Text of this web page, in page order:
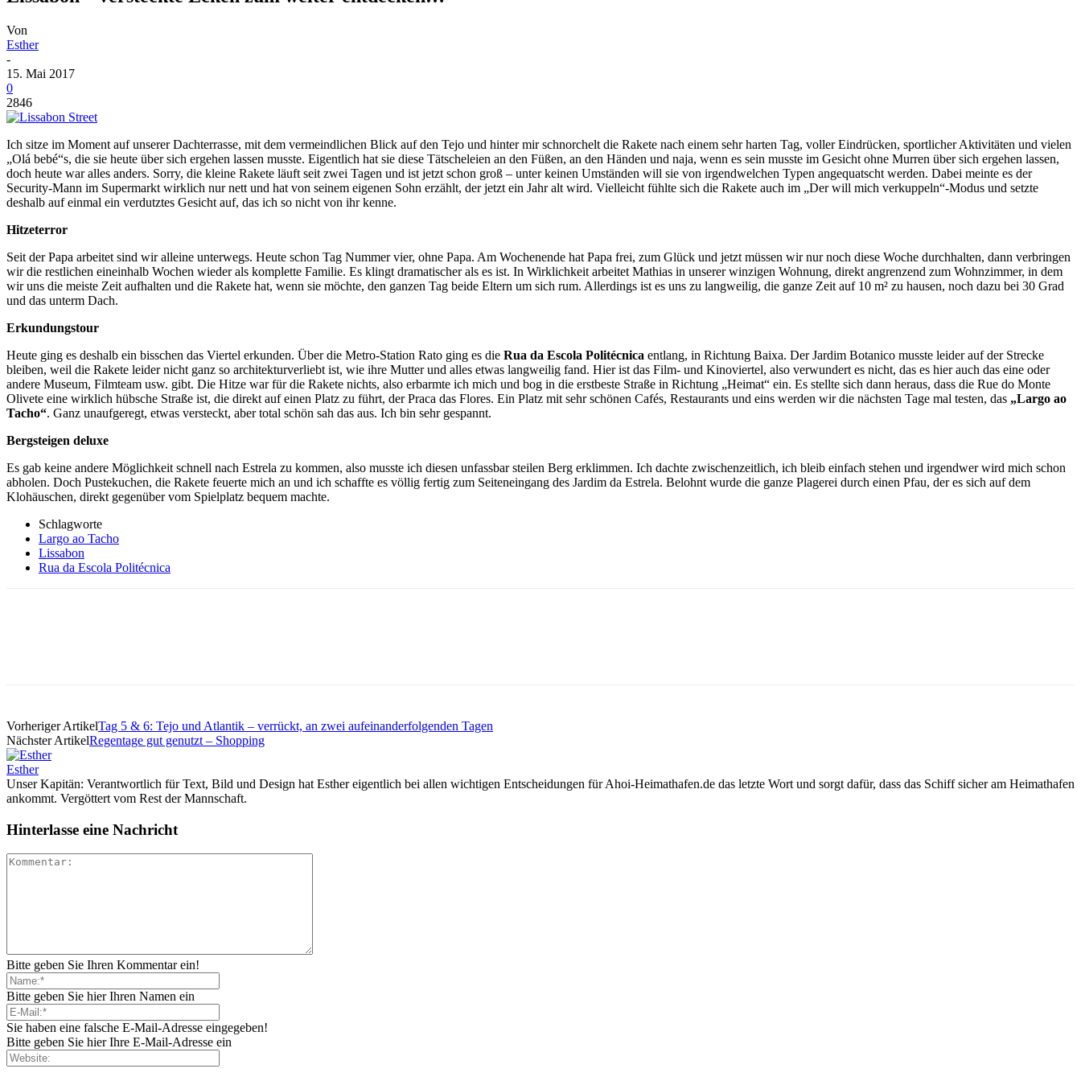
Von
Esther
-
15. Mai 2017
0
2846
Ich sitze im Moment auf unserer Dachterrasse, mit dem vermeindlichen Blick auf den Tejo und hinter mir schnorchelt die Rakete nach einem sehr harten Tag, voller Eindrücken, sportlicher Aktivitäten und vielen
„Olá bebé“s, die sie heute über sich ergehen lassen musste. Eigentlich hat sie diese Tätscheleien an den Füßen, an den Händen und naja, wenn es sein musste im Gesicht ohne Murren über sich ergehen lassen,
doch heute war alles anders. Sorry, die kleine Rakete läuft seit zwei Tagen und ist jetzt schon groß – unter keinen Umständen will sie von irgendwelchen Typen angequatscht werden. Dabei meinte es der
Security-Mann im Supermarkt wirklich nur nett und hat von seinem eigenen Sohn erzählt, der jetzt ein Jahr alt wird. Vielleicht fühlte sich die Rakete auch im „Der will mich verkuppeln“-Modus und setzte
deshalb auf einmal ein verdutztes Gesicht auf, das ich so nicht von ihr kenne.
Hitzeterror
Seit der Papa arbeitet sind wir alleine unterwegs. Heute schon Tag Nummer vier, ohne Papa. Am Wochenende hat Papa frei, zum Glück und jetzt müssen wir nur noch diese Woche durchhalten, dann verbringen
wir die restlichen eineinhalb Wochen wieder als komplette Familie. Es klingt dramatischer als es ist. In Wirklichkeit arbeitet Mathias in unserer winzigen Wohnung, direkt angrenzend zum Wohnzimmer, in dem
wir uns die meiste Zeit aufhalten und die Rakete hat, wenn sie möchte, den ganzen Tag beide Eltern um sich rum. Allerdings ist es uns zu langweilig, die ganze Zeit auf 10 m² zu hausen, noch dazu bei 30 Grad
und das unterm Dach.
Erkundungstour
Heute ging es deshalb ein bisschen das Viertel erkunden. Über die Metro-Station Rato ging es die Rua da Escola Politécnica entlang, in Richtung Baixa. Der Jardim Botanico musste leider auf der Strecke
bleiben, weil die Rakete leider nicht ganz so architekturverliebt ist, wie ihre Mutter und alles etwas langweilig fand. Hier ist das Film- und Kinoviertel, also verwundert es nicht, das es hier auch das eine oder
andere Museum, Filmteam usw. gibt. Die Hitze war für die Rakete nichts, also erbarmte ich mich und bog in die erstbeste Straße in Richtung „Heimat“ ein. Es stellte sich dann heraus, dass die Rue do Monte
Olivete eine wirklich hübsche Straße ist, die direkt auf einen Platz zu führt, der Praca das Flores. Ein Platz mit sehr schönen Cafés, Restaurants und eins werden wir die nächsten Tage mal testen, das „Largo ao
Tacho“. Ganz unaufgeregt, etwas versteckt, aber total schön sah das aus. Ich bin sehr gespannt.
Bergsteigen deluxe
Es gab keine andere Möglichkeit schnell nach Estrela zu kommen, also musste ich diesen unfassbar steilen Berg erklimmen. Ich dachte zwischenzeitlich, ich bleib einfach stehen und irgendwer wird mich schon
abholen. Doch Pustekuchen, die Rakete feuerte mich an und ich schaffte es völlig fertig zum Seiteneingang des Jardim da Estrela. Belohnt wurde die ganze Plagerei durch einen Pfau, der es sich auf dem
Klohäuschen, direkt gegenüber vom Spielplatz bequem machte.
Schlagworte
Largo ao Tacho
Lissabon
Rua da Escola Politécnica
Vorheriger ArtikelTag 5 & 6: Tejo und Atlantik – verrückt, an zwei aufeinanderfolgenden Tagen
Nächster ArtikelRegentage gut genutzt – Shopping
Esther
Unser Kapitän: Verantwortlich für Text, Bild und Design hat Esther eigentlich bei allen wichtigen Entscheidungen für Ahoi-Heimathafen.de das letzte Wort und sorgt dafür, dass das Schiff sicher am Heimathafen
ankommt. Vergöttert vom Rest der Mannschaft.
Hinterlasse eine Nachricht
Bitte geben Sie Ihren Kommentar ein!
Bitte geben Sie hier Ihren Namen ein
Sie haben eine falsche E-Mail-Adresse eingegeben!
Bitte geben Sie hier Ihre E-Mail-Adresse ein